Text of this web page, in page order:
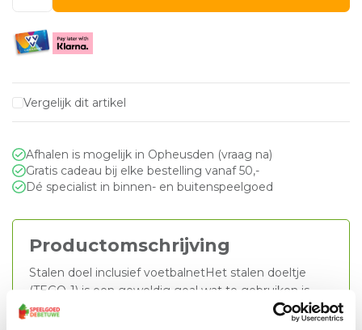
Vergelijk dit artikel
Afhalen is mogelijk in Opheusden (vraag na)
Gratis cadeau bij elke bestelling vanaf 50,-
Dé specialist in binnen- en buitenspeelgoed
Productomschrijving
Stalen doel inclusief voetbalnetHet stalen doeltje
(TEGO-1) is een geweldig goal wat te gebruiken is
voor een partijtje voetbal of voor het bekende
voetbalspelletje ‘Panna’. Onze doelen voldoen aan